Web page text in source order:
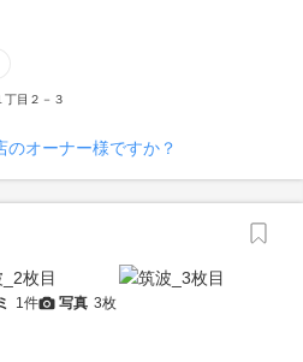
丁目２－３
のオーナー様ですか？
1件 写真 3枚